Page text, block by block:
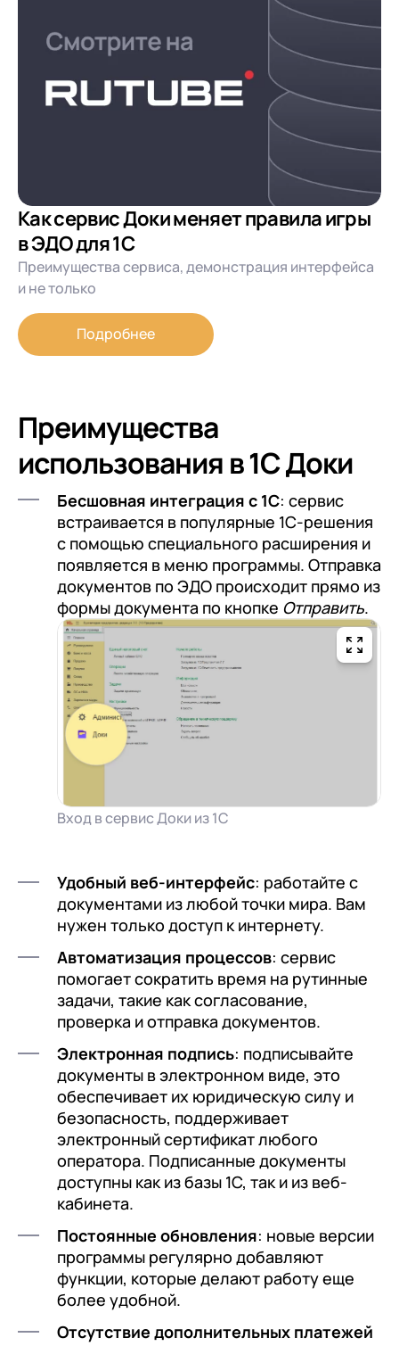
Как сервис Доки меняет правила игры
в ЭДО для 1С
Преимущества сервиса, демонстрация интерфейса
и не только
Подробнее
Преимущества
использования в 1С Доки
Бесшовная интеграция с 1С: сервис
встраивается в популярные 1С-решения
с помощью специального расширения и
появляется в меню программы. Отправка
документов по ЭДО происходит прямо из
формы документа по кнопке Отправить.
Вход в сервис Доки из 1С
Удобный веб-интерфейс: работайте с
документами из любой точки мира. Вам
нужен только доступ к интернету.
Автоматизация процессов: сервис
помогает сократить время на рутинные
задачи, такие как согласование,
проверка и отправка документов.
Электронная подпись: подписывайте
документы в электронном виде, это
обеспечивает их юридическую силу и
безопасность, поддерживает
электронный сертификат любого
оператора. Подписанные документы
доступны как из базы 1С, так и из веб-
кабинета.
Постоянные обновления: новые версии
программы регулярно добавляют
функции, которые делают работу еще
более удобной.
Отсутствие дополнительных платежей